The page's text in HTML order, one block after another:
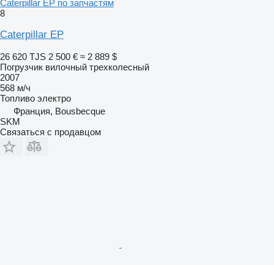
Caterpillar EP по запчастям
8
Caterpillar EP
26 620 TJS 2 500 € ≈ 2 889 $
Погрузчик вилочный трехколесный
2007
568 м/ч
Топливо электро
Франция, Bousbecque
SKM
Связаться с продавцом